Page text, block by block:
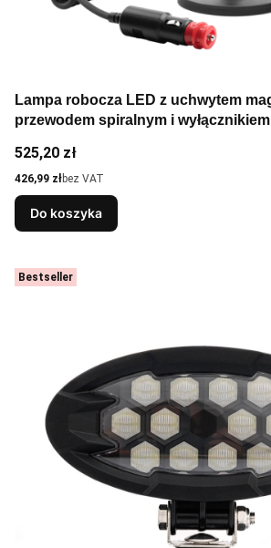
Lampa robocza LED z uchwytem magnetycznym,
przewodem spiralnym i wyłącznikiem
Cena
525,20 zł
Cena
426,99 złbez VAT
Do koszyka
Bestseller